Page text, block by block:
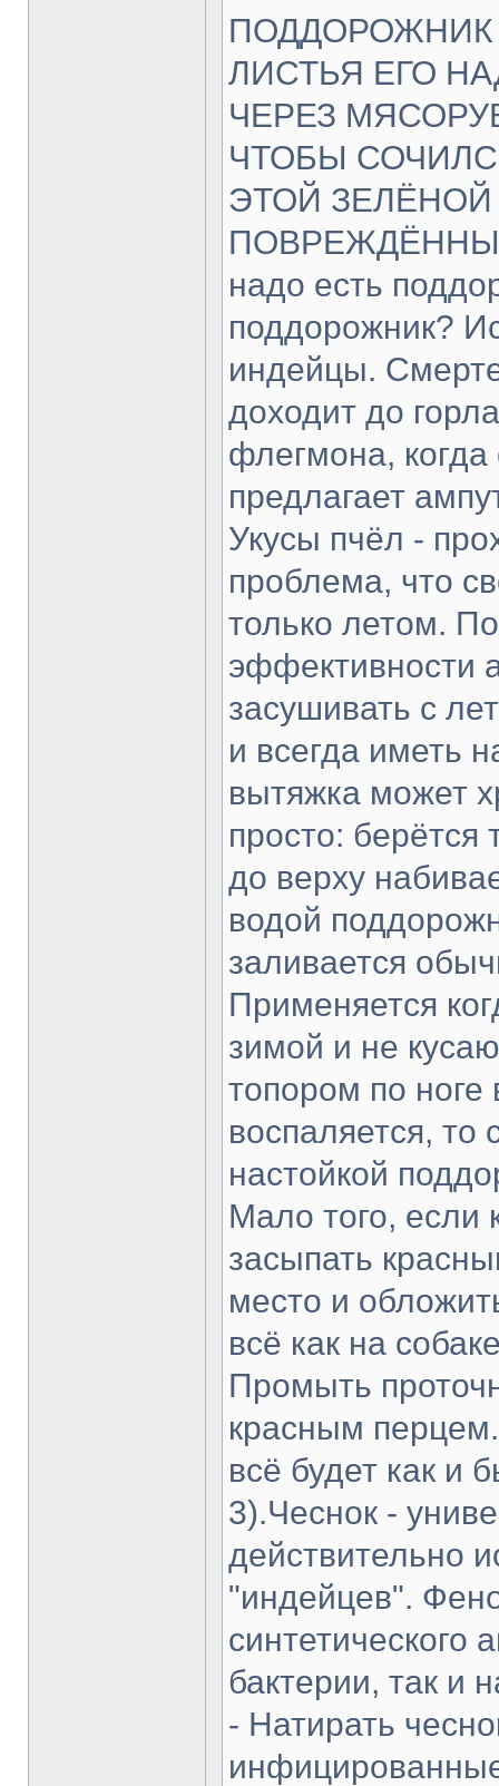
ПОДДОРОЖНИК
ЛИСТЬЯ ЕГО
ЧЕРЕЗ
ЧТОБЫ
ЭТОЙ
ПОВРЕЖДЁННЫЙ
надо есть
поддорожник?
индейцы.
доходит до
флегмона,
предлагает
Укусы пчёл -
проблема, что
только летом.
эффективности
засушивать с
и всегда иметь
вытяжка может
просто: берётся
до верху
водой
заливается
Применяется
зимой и не
топором по ноге
воспаляется, то
настойкой
Мало того, если
засыпать
место и
всё как на
Промыть
красным
всё будет как и
3).Чеснок -
действительно
"индейцев".
синтетического
бактерии, так и
- Натирать